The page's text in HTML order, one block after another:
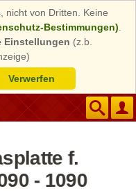
nicht von Dritten. Keine
Bestimmungen)
Einstellungen (z.b.
Verwerfen
f.
- 1090